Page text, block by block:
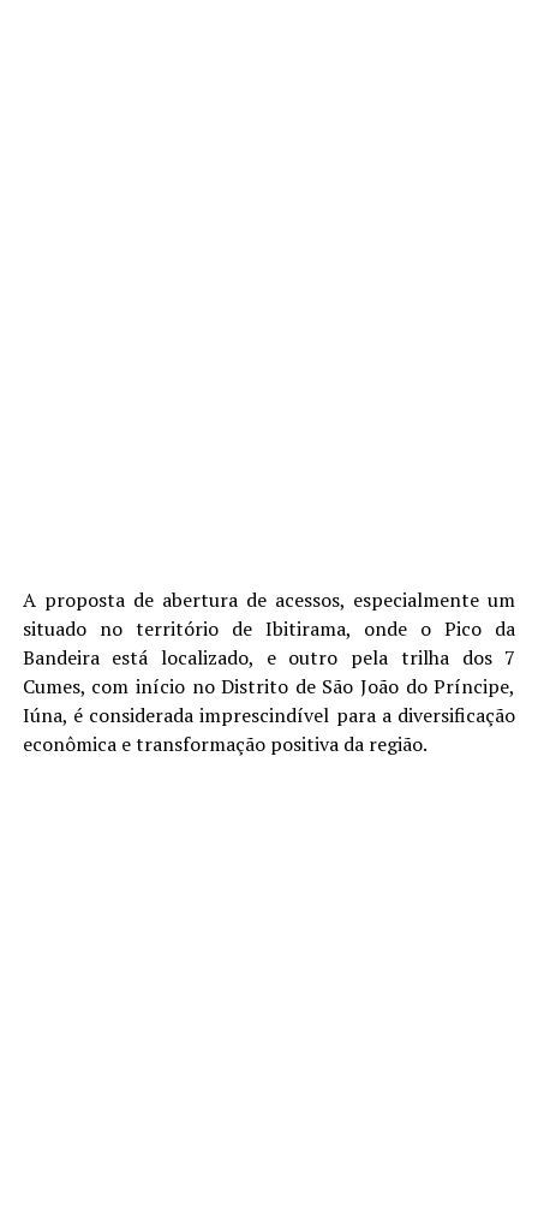
A proposta de abertura de acessos, especialmente um
situado no território de Ibitirama, onde o Pico da
Bandeira está localizado, e outro pela trilha dos 7
Cumes, com início no Distrito de São João do Príncipe,
Iúna, é considerada imprescindível para a diversificação
econômica e transformação positiva da região.